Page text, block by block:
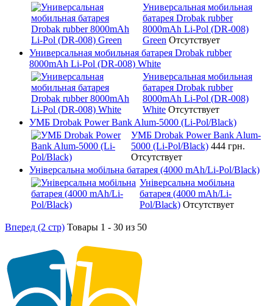
Универсальная мобильная
батарея Drobak rubber
8000mAh Li-Pol (DR-008)
Green Отсутствует
Универсальная мобильная батарея Drobak rubber
8000mAh Li-Pol (DR-008) White
Универсальная мобильная
батарея Drobak rubber
8000mAh Li-Pol (DR-008)
White Отсутствует
УМБ Drobak Power Bank Alum-5000 (Li-Pol/Black)
УМБ Drobak Power Bank Alum-
5000 (Li-Pol/Black) 444 грн.
Отсутствует
Універсальна мобільна батарея (4000 mAh/Li-Pol/Black)
Універсальна мобільна
батарея (4000 mAh/Li-
Pol/Black) Отсутствует
Вперед (2 стр) Товары 1 - 30 из 50